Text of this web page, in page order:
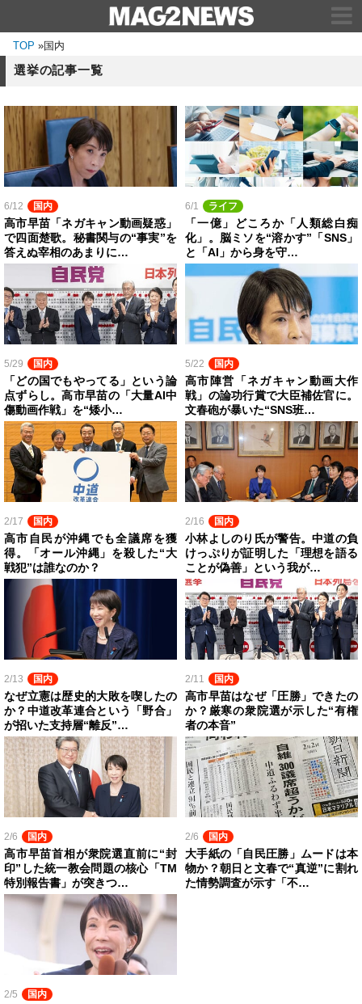
TOP »国内
選挙の記事一覧
6/12 国内
高市早苗「ネガキャン動画疑惑」
で四面楚歌。秘書関与の“事実”を
答えぬ宰相のあまりに…
6/1 ライフ
「一億」どころか「人類総白痴
化」。脳ミソを“溶かす”「SNS」
と「AI」から身を守…
5/29 国内
「どの国でもやってる」という論
点ずらし。高市早苗の「大量AI中
傷動画作戦」を“矮小…
5/22 国内
高市陣営「ネガキャン動画大作
戦」の論功行賞で大臣補佐官に。
文春砲が暴いた“SNS班…
2/17 国内
高市自民が沖縄でも全議席を獲
得。「オール沖縄」を殺した“大
戦犯”は誰なのか？
2/16 国内
小林よしのり氏が警告。中道の負
けっぷりが証明した「理想を語る
ことが偽善」という我が…
2/13 国内
なぜ立憲は歴史的大敗を喫したの
か？中道改革連合という「野合」
が招いた支持層“離反”…
2/11 国内
高市早苗はなぜ「圧勝」できたの
か？厳寒の衆院選が示した“有権
者の本音”
2/6 国内
高市早苗首相が衆院選直前に“封
印”した統一教会問題の核心「TM
特別報告書」が突きつ…
2/6 国内
大手紙の「自民圧勝」ムードは本
物か？朝日と文春で“真逆”に割れ
た情勢調査が示す「不…
2/5 国内